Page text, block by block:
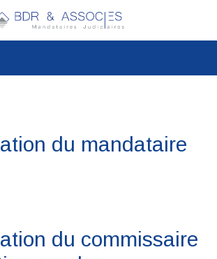
du mandataire
du commissaire